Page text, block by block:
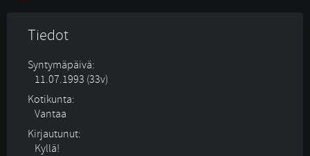
Tiedot
Syntymäpäivä:
11.07.1993 (33v)
Kotikunta:
Vantaa
Kirjautunut:
Kyllä!